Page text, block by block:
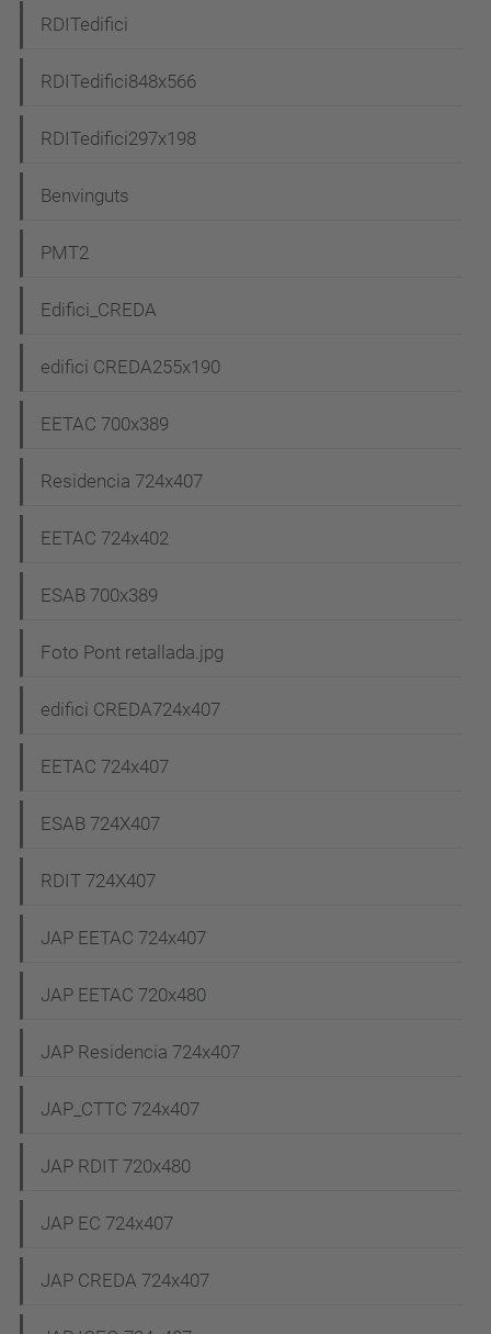
RDITedifici
RDITedifici848x566
RDITedifici297x198
Benvinguts
PMT2
Edifici_CREDA
edifici CREDA255x190
EETAC 700x389
Residencia 724x407
EETAC 724x402
ESAB 700x389
Foto Pont retallada.jpg
edifici CREDA724x407
EETAC 724x407
ESAB 724X407
RDIT 724X407
JAP EETAC 724x407
JAP EETAC 720x480
JAP Residencia 724x407
JAP_CTTC 724x407
JAP RDIT 720x480
JAP EC 724x407
JAP CREDA 724x407